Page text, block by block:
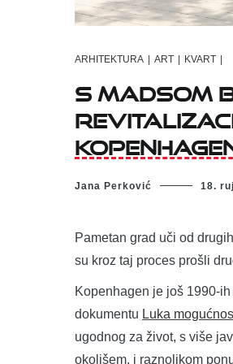
ARHITEKTURA ART KVART
S Madsom
Jana Perković 18.
Pametan grad uči od
su kroz taj proces prošli
Kopenhagen je još 1990-
dokumentu Luka
ugodnog za život, s više
okolišem, i raznolikom